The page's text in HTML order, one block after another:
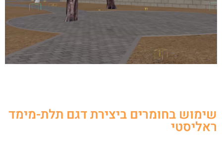
שימוש בחומרים ביצירת דגם תלת-מימד
ראליסטי